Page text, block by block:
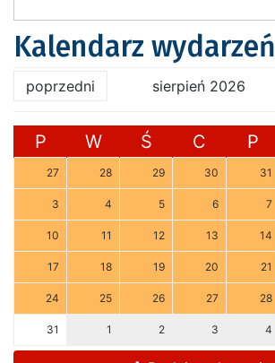
Kalendarz wydarzeń
poprzedni sierpień 2026
P W Ś C P
27 28 29 30 31
3 4 5 6 7
10 11 12 13 14
17 18 19 20 21
24 25 26 27 28
31 1 2 3 4